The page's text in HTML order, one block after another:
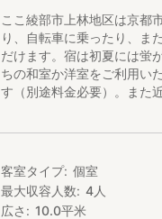
ここ綾部市上林地区は京都
り、自転車に乗ったり、ま
だけます。宿は初夏には蛍
ちの和室か洋室をご利用い
す（別途料金必要）。また
客室タイプ 個室
最大収容人数
4人
広さ
10.0平米